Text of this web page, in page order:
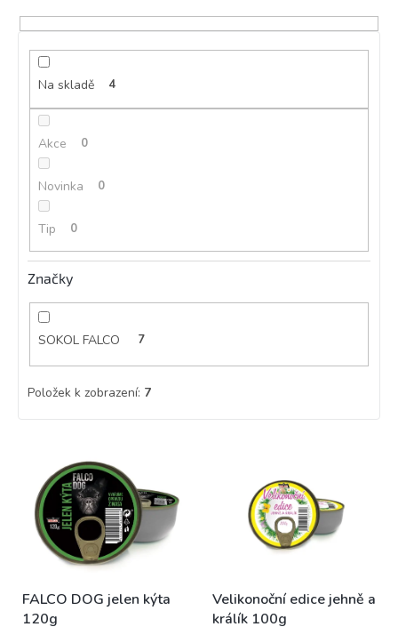
u
Na skladě 4
Akce 0
Novinka 0
Tip 0
Značky
SOKOL FALCO 7
Položek k zobrazení: 7
d
u
FALCO DOG jelen kýta
120g
Velikonoční edice jehně a
králík 100g